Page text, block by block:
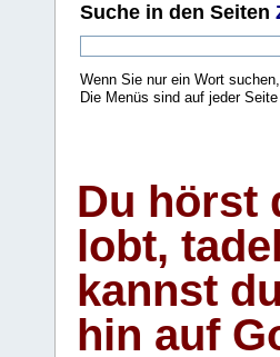
Suche in den Seiten
Wenn Sie nur ein Wort
Die Menüs sind auf jeder Seite
Du hörst
lobt,
kannst
hin auf